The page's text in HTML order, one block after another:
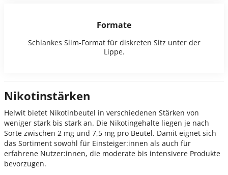
Formate
Schlankes Slim-Format für diskreten Sitz unter der
Lippe.
Nikotinstärken
Helwit bietet Nikotinbeutel in verschiedenen Stärken von
weniger stark bis stark an. Die Nikotingehalte liegen je nach
Sorte zwischen 2 mg und 7,5 mg pro Beutel. Damit eignet sich
das Sortiment sowohl für Einsteiger:innen als auch für
erfahrene Nutzer:innen, die moderate bis intensivere Produkte
bevorzugen.